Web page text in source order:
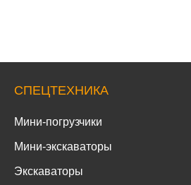
СПЕЦТЕХНИКА
Мини-погрузчики
Мини-экскаваторы
Экскаваторы